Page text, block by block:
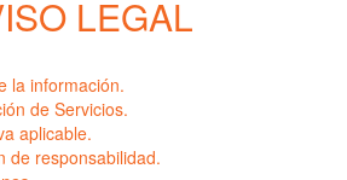
LEGAL
la información.
de Servicios.
aplicable.
de responsabilidad.